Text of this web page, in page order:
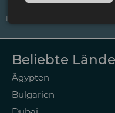
IMPRESSUM
Beliebte
Ägypten
Bulgarien